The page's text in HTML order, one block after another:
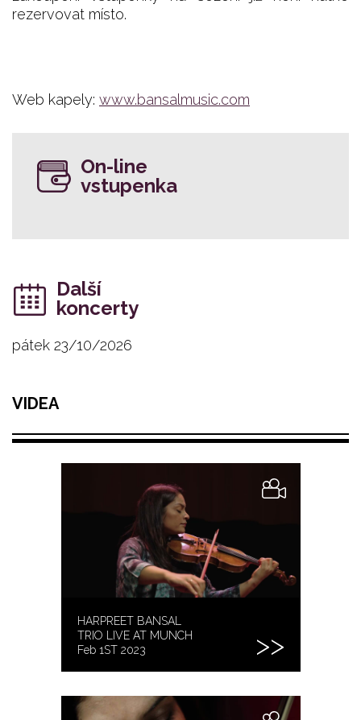
rezervovat místo.
Web kapely: www.bansalmusic.com
On-line
vstupenka
Další
koncerty
pátek 23/10/2026
VIDEA
HARPREET BANSAL
TRIO LIVE AT MUNCH
Feb 1ST 2023